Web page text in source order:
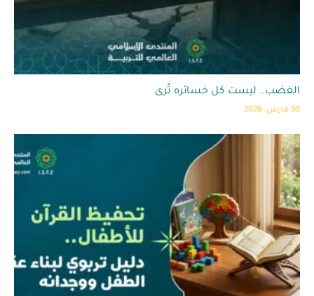
الغضب.. ليست كل خسائره تُرى
30 مارس، 2026